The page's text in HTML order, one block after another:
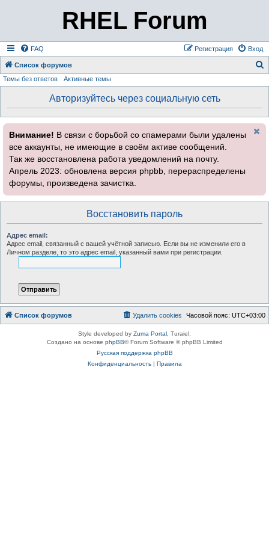
RHEL Forum
FAQ Вход
Регистрация
Список форумов
Темы без ответов Активные темы
Авторизуйтесь через социальную сеть
Внимание! В связи с борьбой со спамерами были удалены
все аккаунты, не имеющие в своём активе сообщений.
Так же восстановлена работа уведомлений на почту.
Апрель 2023: обновлена версия phpbb, перераспределены
форумы, произведена зачистка.
Восстановить пароль
Адрес email:
Адрес email, связанный с вашей учётной записью. Если вы не изменили его в
Личном разделе, то это адрес email, указанный вами при регистрации.
Список форумов Часовой пояс: UTC+03:00
Удалить cookies
Style developed by Zuma Portal , Turaiel,
Создано на основе phpBB® Forum Software © phpBB Limited
Русская поддержка phpBB
Конфиденциальность| Правила